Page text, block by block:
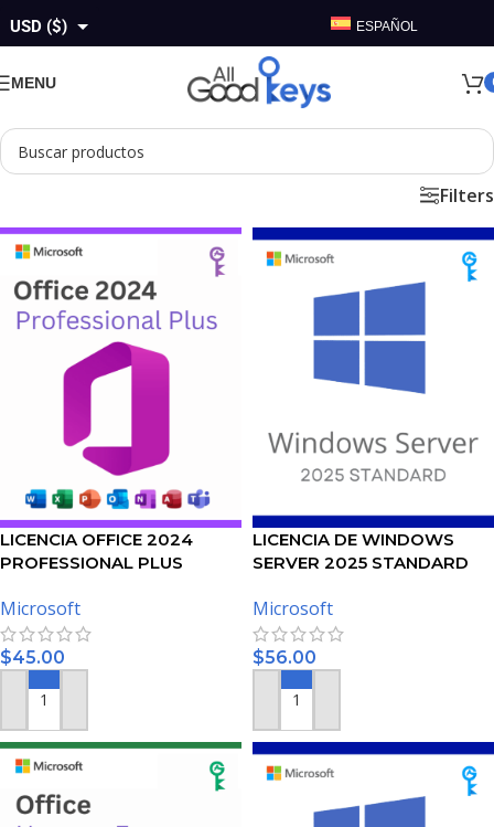
USD ($)
AUD ($)
ESPAÑOL
MENU
Filters
LICENCIA OFFICE 2024
PROFESSIONAL PLUS
Microsoft
$45.00
AÑADIR AL CARRITO
LICENCIA DE WINDOWS
SERVER 2025 STANDARD
Microsoft
$56.00
AÑADIR AL CARRITO